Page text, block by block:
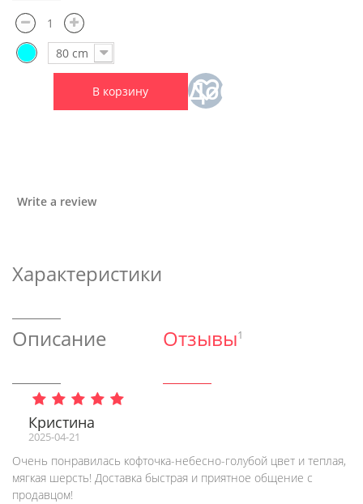
80 cm
В корзину
Добавить
Write a review
Характеристики
Описание Отзывы1
Кристина
2025-04-21
Очень понравилась кофточка-небесно-голубой цвет и теплая,
мягкая шерсть! Доставка быстрая и приятное общение с
продавцом!